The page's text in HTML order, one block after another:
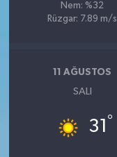
Nem: %32
Rüzgar: 7.89 m/s
11 AĞUSTOS
SALI
31 °